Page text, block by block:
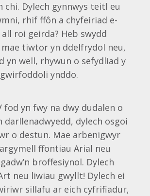
chi. Dylech gynnwys teitl eu
rhif ffôn a chyfeiriad e-
roi geirda? Heb swydd
tiwtor yn ddelfrydol neu,
yn well, rhywun o sefydliad y
ynddo.
fod yn fwy na dwy dudalen o
darllenadwyedd, dylech osgoi
o destun. Mae arbenigwyr
ffontiau Arial neu
broffesiynol. Dylech
neu liwiau gwyllt! Dylech ei
sillafu ar eich cyfrifiadur,